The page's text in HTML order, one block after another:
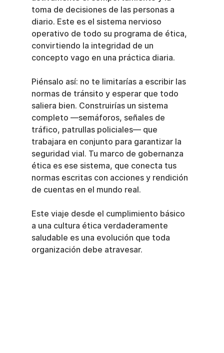
toma de decisiones de las personas a
diario. Este es el sistema nervioso
operativo de todo su programa de ética,
convirtiendo la integridad de un
concepto vago en una práctica diaria.
Piénsalo así: no te limitarías a escribir las
normas de tránsito y esperar que todo
saliera bien. Construirías un sistema
completo —semáforos, señales de
tráfico, patrullas policiales— que
trabajara en conjunto para garantizar la
seguridad vial. Tu marco de gobernanza
ética es ese sistema, que conecta tus
normas escritas con acciones y rendición
de cuentas en el mundo real.
Este viaje desde el cumplimiento básico
a una cultura ética verdaderamente
saludable es una evolución que toda
organización debe atravesar.